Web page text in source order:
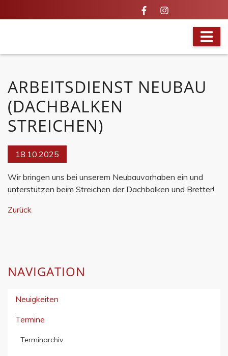
ARBEITSDIENST NEUBAU
(DACHBALKEN
STREICHEN)
18.10.2025
Wir bringen uns bei unserem Neubauvorhaben ein und
unterstützen beim Streichen der Dachbalken und Bretter!
Zurück
NAVIGATION
Neuigkeiten
Termine
Terminarchiv